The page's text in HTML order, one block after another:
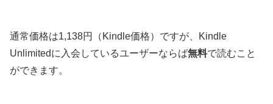
通常価格は1,138円（Kindle価格）ですが、Kindle
Unlimitedに入会しているユーザーならば無料で読むこと
ができます。